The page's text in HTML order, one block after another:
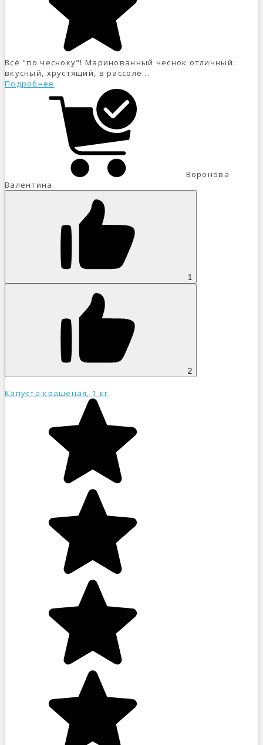
Всё "по чесноку"! Маринованный чеснок отличный:
вкусный, хрустящий, в рассоле...
Подробнее
Воронова
Валентина
1
2
Капуста квашеная, 1 кг